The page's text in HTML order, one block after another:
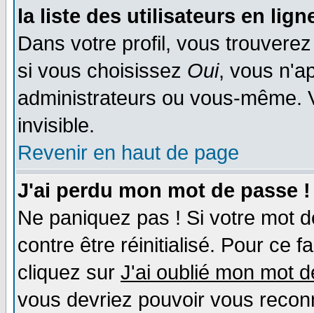
la liste des utilisateurs en
Dans votre profil, vous
si vous choisissez Oui, vous
administrateurs ou vous-même.
invisible.
Revenir en haut de page
J'ai perdu mon mot de passe !
Ne paniquez pas ! Si votre mot
contre être réinitialisé. Pour ce
cliquez sur J'ai oublié mon mot
vous devriez pouvoir vous